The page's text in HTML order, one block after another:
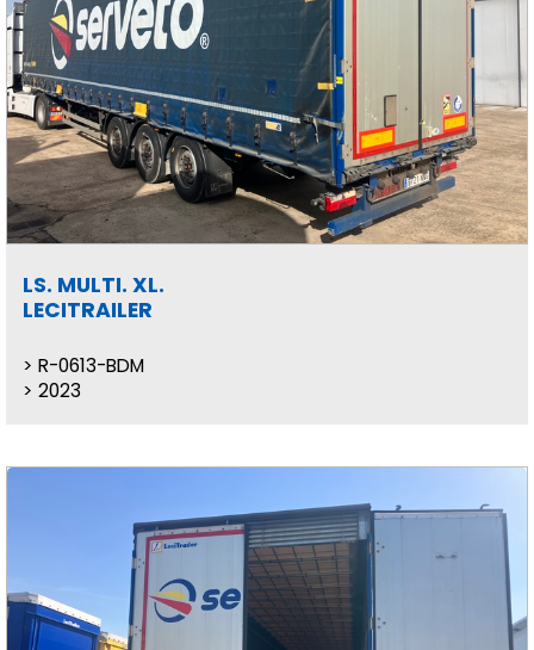
LS. MULTI. XL.
LECITRAILER
R-0613-BDM
2023